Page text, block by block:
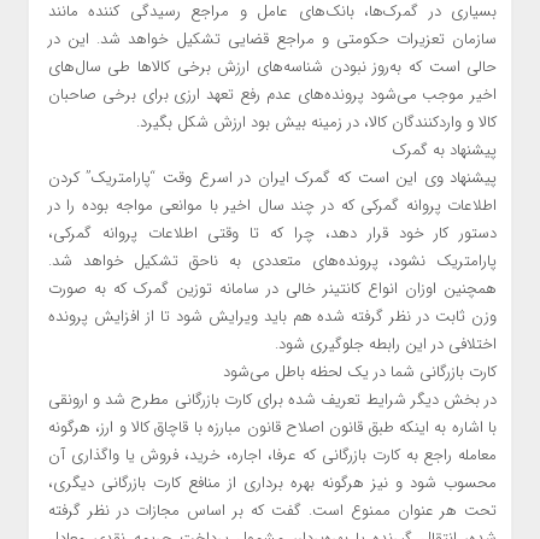
بسیاری در گمرک‌ها، بانک‌های عامل و مراجع رسیدگی کننده مانند
سازمان تعزیرات حکومتی و مراجع قضایی تشکیل خواهد شد. این در
حالی است که به‌روز نبودن شناسه‌های ارزش برخی کالاها طی سال‌های
اخیر موجب می‌شود پرونده‌های عدم رفع تعهد ارزی برای برخی صاحبان
کالا و واردکنندگان کالا، در زمینه بیش بود ارزش شکل بگیرد.
پیشنهاد به گمرک
پیشنهاد وی این است که گمرک ایران در اسرع وقت “پارامتریک” کردن
اطلاعات پروانه گمرکی که در چند سال اخیر با موانعی مواجه بوده را در
دستور کار خود قرار دهد، چرا که تا وقتی اطلاعات پروانه گمرکی،
پارامتریک نشود، پرونده‌های متعددی به ناحق تشکیل خواهد شد.
همچنین اوزان انواع کانتینر خالی در سامانه توزین گمرک که به صورت
وزن ثابت در نظر گرفته شده هم باید ویرایش شود تا از افزایش پرونده
اختلافی در این رابطه جلوگیری شود.
کارت بازرگانی شما در یک لحظه باطل می‌شود
در بخش دیگر شرایط تعریف شده برای کارت بازرگانی مطرح شد و ارونقی
با اشاره به اینکه طبق قانون اصلاح قانون مبارزه با قاچاق کالا و ارز، هرگونه
معامله راجع به کارت بازرگانی که عرفا، اجاره، خرید، فروش یا واگذاری آن
محسوب شود و نیز هرگونه بهره برداری از منافع کارت بازرگانی دیگری،
تحت هر عنوان ممنوع است. گفت که بر اساس مجازات در نظر گرفته